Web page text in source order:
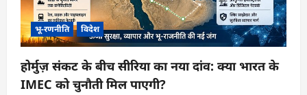
भू-रणनीति विदेश
होर्मुज़ संकट के बीच सीरिया का नया दांव: क्या भारत के
IMEC को चुनौती मिल पाएगी?